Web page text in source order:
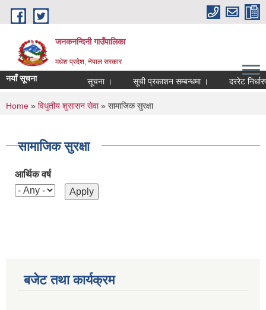
Skip to main content
जनकनन्दिनी गाउँपालिका
मधेश प्रदेश, नेपाल सरकार
नयाँ सूचना सूचना । सूची प्रकाशन सम्बन्धमा । दररेट
You are here
Home » विधुतीय शुसासन सेवा» सामाजिक सुरक्षा
सामाजिक सुरक्षा
आर्थिक वर्ष
बजेट तथा कार्यक्रम